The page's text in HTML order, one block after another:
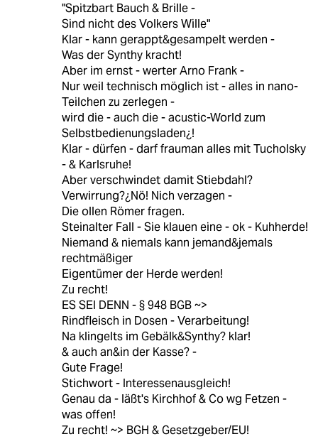
"Spitzbart Bauch & Brille -
Sind nicht des Volkers Wille"
Klar - kann gerappt&gesampelt werden -
Was der Synthy kracht!
Aber im ernst - werter Arno Frank -
Nur weil technisch möglich ist - alles in nano-
Teilchen zu zerlegen -
wird die - auch die - acustic-World zum
Selbstbedienungsladen¿!
Klar - dürfen - darf frauman alles mit Tucholsky
- & Karlsruhe!
Aber verschwindet damit Stiebdahl?
Verwirrung?¿Nö! Nich verzagen -
Die ollen Römer fragen.
Steinalter Fall - Sie klauen eine - ok - Kuhherde!
Niemand & niemals kann jemand&jemals
rechtmäßiger
Eigentümer der Herde werden!
Zu recht!
ES SEI DENN - § 948 BGB ~>
Rindfleisch in Dosen - Verarbeitung!
Na klingelts im Gebälk&Synthy? klar!
& auch an&in der Kasse? -
Gute Frage!
Stichwort - Interessenausgleich!
Genau da - läßt's Kirchhof & Co wg Fetzen -
was offen!
Zu recht! ~> BGH & Gesetzgeber/EU!